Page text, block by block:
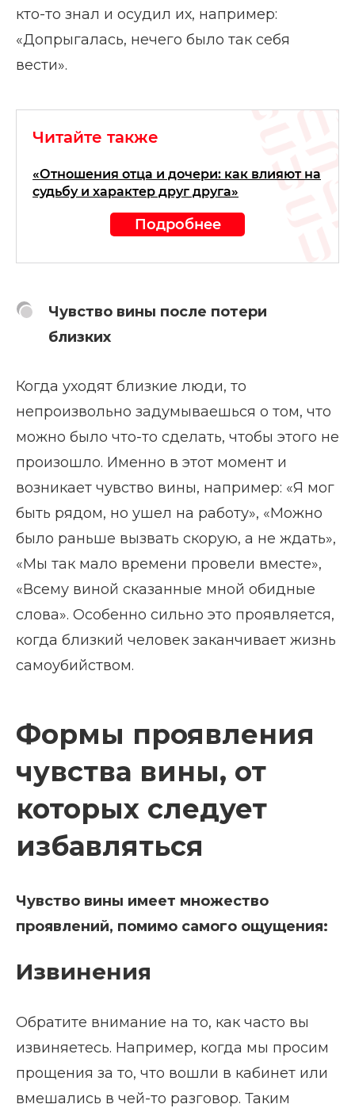
кто-то знал и осудил их, например:
«Допрыгалась, нечего было так себя
вести».
Читайте также
«Отношения отца и дочери: как влияют на
судьбу и характер друг друга»
Подробнее
Чувство вины после потери
близких
Когда уходят близкие люди, то
непроизвольно задумываешься о том, что
можно было что-то сделать, чтобы этого не
произошло. Именно в этот момент и
возникает чувство вины, например: «Я мог
быть рядом, но ушел на работу», «Можно
было раньше вызвать скорую, а не ждать»,
«Мы так мало времени провели вместе»,
«Всему виной сказанные мной обидные
слова». Особенно сильно это проявляется,
когда близкий человек заканчивает жизнь
самоубийством.
Формы проявления
чувства вины, от
которых следует
избавляться
Чувство вины имеет множество
проявлений, помимо самого ощущения:
Извинения
Обратите внимание на то, как часто вы
извиняетесь. Например, когда мы просим
прощения за то, что вошли в кабинет или
вмешались в чей-то разговор. Таким